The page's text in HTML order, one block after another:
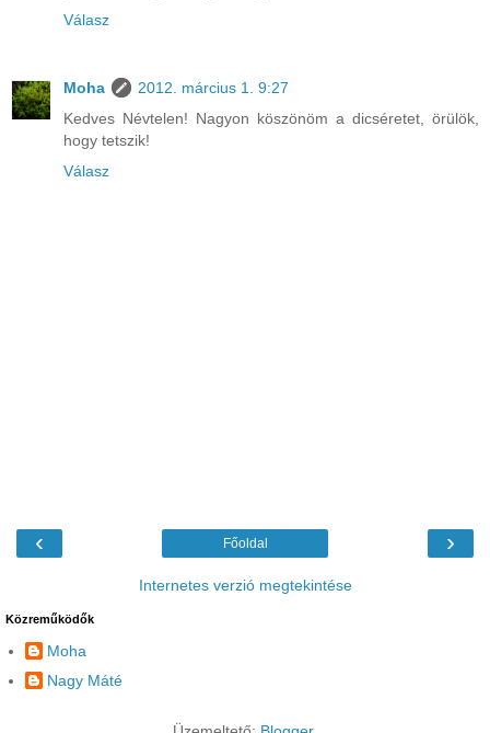
Válasz
Moha
2012. március 1. 9:27
Kedves Névtelen! Nagyon köszönöm a dicséretet, örülök,
hogy tetszik!
Válasz
‹ ›
Főoldal
Internetes verzió megtekintése
Közreműködők
Moha
Nagy Máté